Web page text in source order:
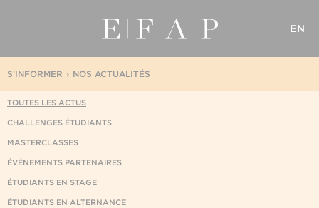
EN
NOS ACTUALITÉS
S'INFORMER
TOUTES LES ACTUS
CHALLENGES ÉTUDIANTS
MASTERCLASSES
ÉVÉNEMENTS PARTENAIRES
ÉTUDIANTS EN STAGE
ÉTUDIANTS EN ALTERNANCE